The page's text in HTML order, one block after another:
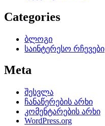
Categories
ბლოგი
საინტერესო რჩევები
Meta
შესვლა
ჩანაწერების არხი
კომენტარების არხი
WordPress.org